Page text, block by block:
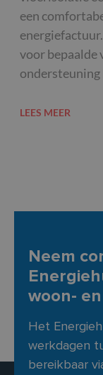
een
voor bepaalde
ondersteuning
LEES MEER
Neem
woon-
Het
werkdagen
bereikbaar